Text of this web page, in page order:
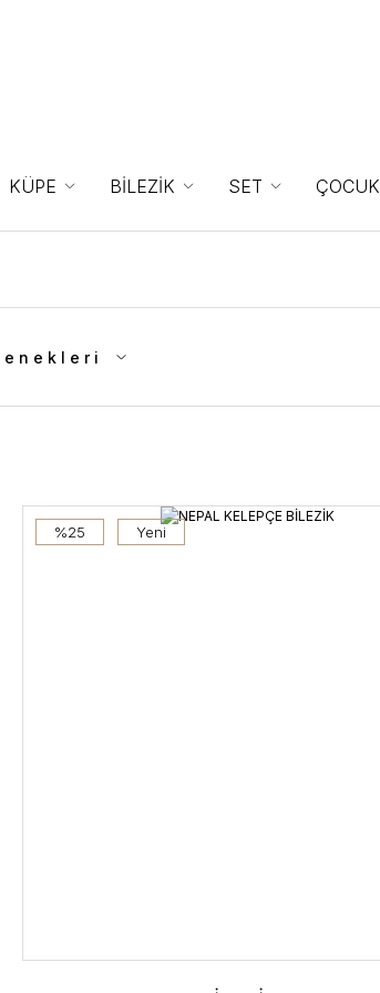
KÜPE BİLEZİK SET ÇOCUK
%25 Yeni